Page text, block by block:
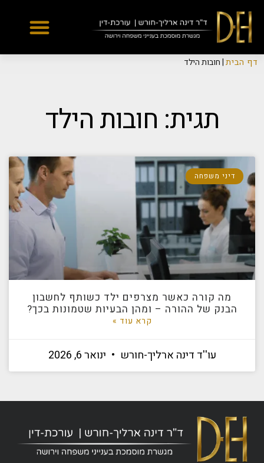
Yes
...
דף הבית|חובות הילד
תגית: חובות הילד
דיני משפחה
מה קורה כאשר מצרפים ילד כשותף לחשבון
הבנק של ההורה – ומהן הבעיות שטמונות בכך?
קרא עוד »
עו''ד דינה ארליך-חורש ינואר 6, 2026